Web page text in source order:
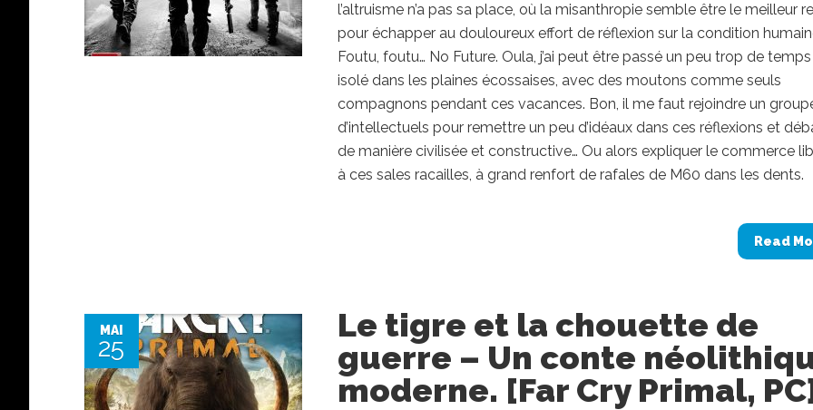
l’altruisme n’a pas sa place, où la misanthropie semble être le meilleur
pour échapper au douloureux effort de réflexion sur la condition
Foutu, foutu… No Future. Oula, j’ai peut être passé un peu trop de temps
isolé dans les plaines écossaises, avec des moutons comme seuls
compagnons pendant ces vacances. Bon, il me faut rejoindre un
d’intellectuels pour remettre un peu d’idéaux dans ces réflexions et
de manière civilisée et constructive… Ou alors expliquer le commerce
à ces sales racailles, à grand renfort de rafales de M60 dans les dents.
Read
MAI
25
Le tigre et la chouette de
guerre – Un conte
moderne. [Far Cry Primal,